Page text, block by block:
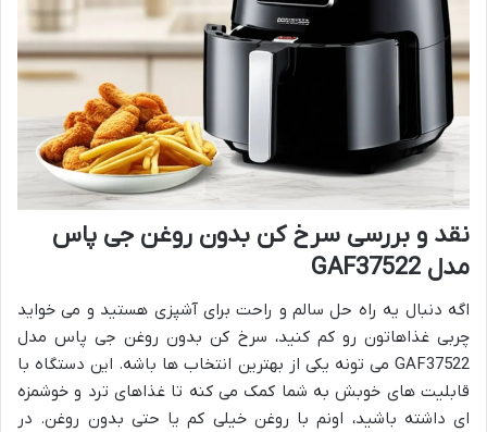
نقد و بررسی سرخ کن بدون روغن جی پاس
مدل GAF37522
اگه دنبال یه راه حل سالم و راحت برای آشپزی هستید و می خواید
چربی غذاهاتون رو کم کنید، سرخ کن بدون روغن جی پاس مدل
GAF37522 می تونه یکی از بهترین انتخاب ها باشه. این دستگاه با
قابلیت های خوبش به شما کمک می کنه تا غذاهای ترد و خوشمزه
ای داشته باشید، اونم با روغن خیلی کم یا حتی بدون روغن. در